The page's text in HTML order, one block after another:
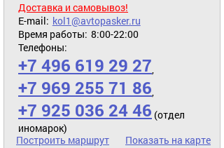
Доставка и самовывоз!
E-mail: kol1@avtopasker.ru
Время работы: 8:00-22:00
Телефоны:
+7 496 619 29 27,
+7 969 255 71 86,
+7 925 036 24 46 (отдел
иномарок)
Построить маршрут
Показать на карте